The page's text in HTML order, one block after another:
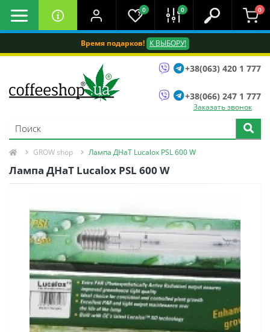
Время подарков! К ВЫБОРУ!
0 0 0
+38(063) 420 1 777
+38(066) 247 1 777
Заказать звонок
GROW shop Лампа ДНаТ Lucalox PSL 600 W
Лампа ДНаТ Lucalox PSL 600 W